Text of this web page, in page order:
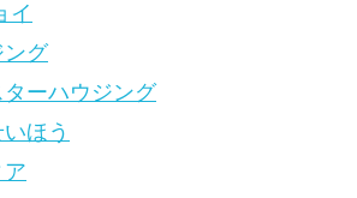
イ
ング
ーハウジング
ほう
ア